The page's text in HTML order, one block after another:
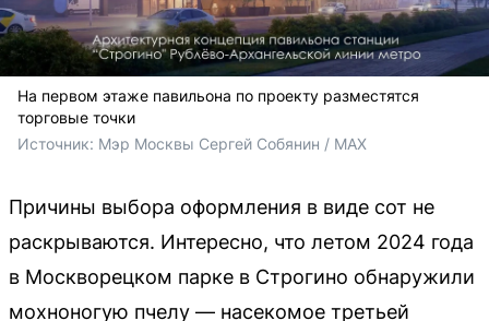
На первом этаже павильона по проекту разместятся
торговые точки
Источник: Мэр Москвы Сергей Собянин / МАХ
Причины выбора оформления в виде сот не
раскрываются. Интересно, что летом 2024 года
в Москворецком парке в Строгино обнаружили
мохноногую пчелу — насекомое третьей